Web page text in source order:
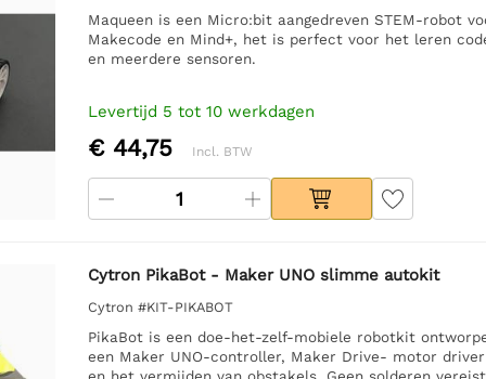
Maqueen is een Micro:bit aangedreven STEM-robot
Makecode en Mind+, het is perfect voor het leren
en meerdere sensoren.
Levertijd 5 tot 10 werkdagen
€ 44,75 Incl. BTW
Cytron PikaBot - Maker UNO slimme autokit
Cytron #KIT-PIKABOT
PikaBot is een doe-het-zelf-mobiele robotkit
een Maker UNO-controller, Maker Drive- motor
en het vermijden van obstakels. Geen solderen